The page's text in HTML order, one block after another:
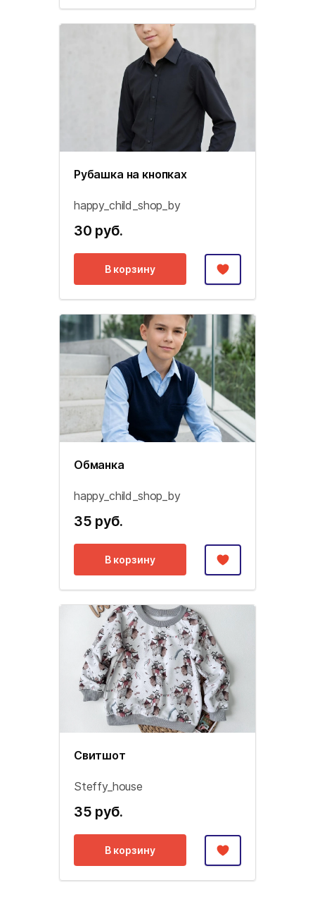
Рубашка на кнопках
happy_child_shop_by
30 руб.
В корзину
Обманка
happy_child_shop_by
35 руб.
В корзину
Свитшот
Steffy_house
35 руб.
В корзину